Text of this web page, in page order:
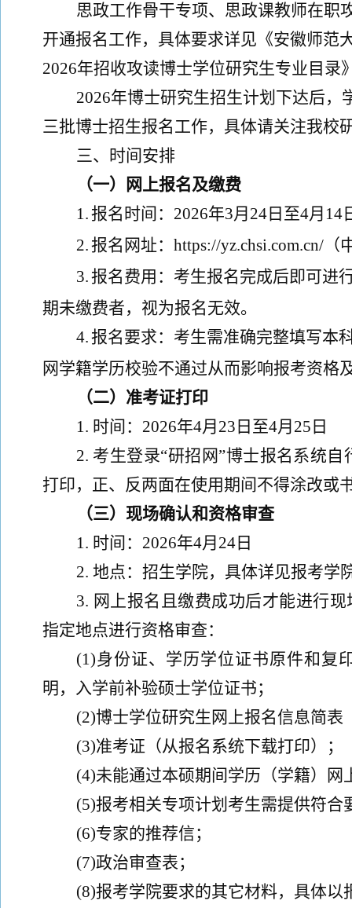
思政工作骨干专项、思政课教师在职
开通报名工作，具体要求详见《安徽师范
2026年招收攻读博士学位研究生专业目录
2026年博士研究生招生计划下达后，
三批博士招生报名工作，具体请关注我校
三、
时间安排
（一） 网上报名及缴费
1.报名时间 ： 2026年3月 24 日 至4月 14
2.报名网址： https://yz.chsi.com.cn/ （
3.报名费用： 考生报名完成后即可进
期未缴费者，视为报名无效。
4.报名要求：考生需准确完整填写本
网学籍学历校验不通过从而影响报考资格
（二）准考证打印
1. 时间： 2026年4月 23 日至4月 25 日
2. 考生登录“研招网”博士报名系统自
打印，正、反两面在使用期间不得涂改或
（三）现场确认和资格审查
1. 时间： 2026年4月 24 日
2. 地点： 招生学院， 具体详见报考学
3. 网上报名且缴费成功后才能进行
指定地点进行资格审查：
(1)身份证、学历学位证书原件和复
明，入学前补验硕士学位证书；
(2)博士学位研究生网上报名信息简表
(3)准考证（从报名系统下载打印）；
(4)未能通过本硕期间学历（学籍）网
(5)报考相关专项计划考生需提供符合
(6)专家的推荐信；
(7)政治审查表；
(8)报考学院要求的其它材料， 具体以